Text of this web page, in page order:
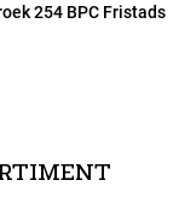
254 BPC Fristads